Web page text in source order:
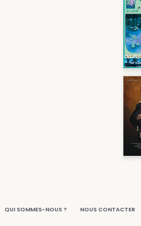
QUI SOMMES-NOUS ? NOUS CONTACTER